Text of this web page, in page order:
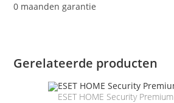
0 maanden garantie
Gerelateerde producten
ESET HOME Security